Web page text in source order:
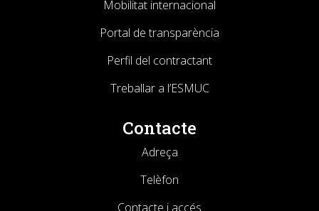
Mobilitat internacional
Portal de transparència
Perfil del contractant
Treballar a l’ESMUC
Contacte
Adreça
Telèfon
Contacte i accés